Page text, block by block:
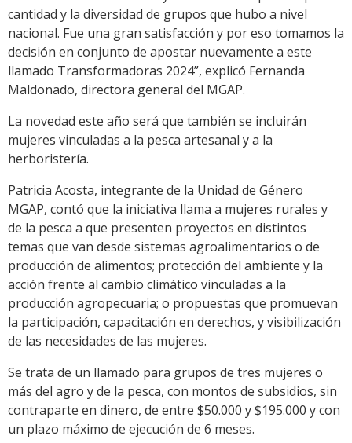
cantidad y la diversidad de grupos que hubo a nivel
nacional. Fue una gran satisfacción y por eso tomamos la
decisión en conjunto de apostar nuevamente a este
llamado Transformadoras 2024”, explicó Fernanda
Maldonado, directora general del MGAP.
La novedad este año será que también se incluirán
mujeres vinculadas a la pesca artesanal y a la
herboristería.
Patricia Acosta, integrante de la Unidad de Género
MGAP, contó que la iniciativa llama a mujeres rurales y
de la pesca a que presenten proyectos en distintos
temas que van desde sistemas agroalimentarios o de
producción de alimentos; protección del ambiente y la
acción frente al cambio climático vinculadas a la
producción agropecuaria; o propuestas que promuevan
la participación, capacitación en derechos, y visibilización
de las necesidades de las mujeres.
Se trata de un llamado para grupos de tres mujeres o
más del agro y de la pesca, con montos de subsidios, sin
contraparte en dinero, de entre $50.000 y $195.000 y con
un plazo máximo de ejecución de 6 meses.